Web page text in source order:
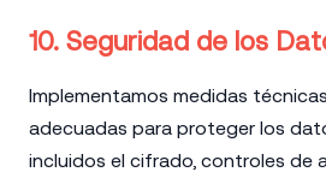
10. Seguridad de los
Implementamos medidas
adecuadas para proteger los
incluidos el cifrado, controles de